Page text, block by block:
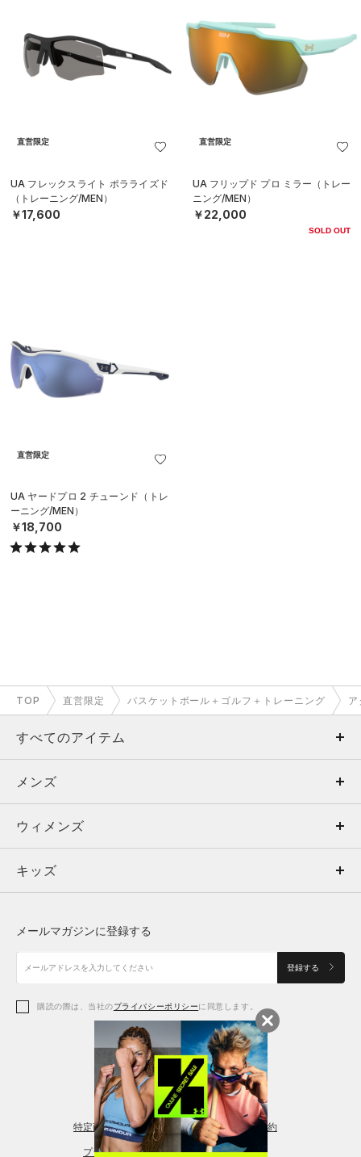
直営限定
UA フレックスライト ポラライズド
（トレーニング/MEN）
￥17,600
直営限定
UA フリップド プロ ミラー（トレー
ニング/MEN）
￥22,000
SOLD OUT
直営限定
UA ヤードプロ 2 チューンド（トレ
ーニング/MEN）
￥18,700
TOP 直営限定 バスケットボール＋ゴルフ＋トレーニング
すべてのアイテム
メンズ
ウィメンズ
キッズ
アクセサリー
メンズ
トップス
ボトムス
アクセサリー
ウィメンズ
トップス
シューズ
アクセサリー
レギンス＆タイツ
キッズ
シューズ
メールマガジンに登録する
登録する
購読の際は、当社のプライバシーポリシーに同意します。
特定商取引法に基づく通販の表記 会員規約
プライバシーポリシー